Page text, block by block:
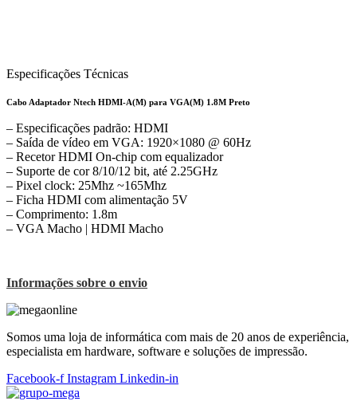
Especificações Técnicas
Cabo Adaptador Ntech HDMI-A(M) para VGA(M) 1.8M Preto
– Especificações padrão: HDMI
– Saída de vídeo em VGA: 1920×1080 @ 60Hz
– Recetor HDMI On-chip com equalizador
– Suporte de cor 8/10/12 bit, até 2.25GHz
– Pixel clock: 25Mhz ~165Mhz
– Ficha HDMI com alimentação 5V
– Comprimento: 1.8m
– VGA Macho | HDMI Macho
Informações sobre o envio
Somos uma loja de informática com mais de 20 anos de experiência,
especialista em hardware, software e soluções de impressão.
Facebook-f Instagram Linkedin-in